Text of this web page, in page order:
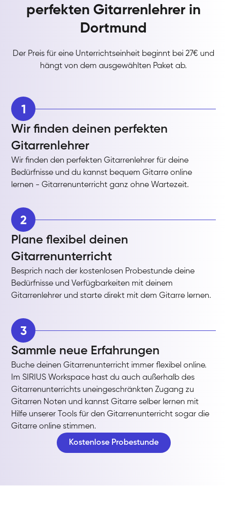
perfekten Gitarrenlehrer in
Dortmund
Der Preis für eine Unterrichtseinheit beginnt bei 27€ und
hängt von dem ausgewählten Paket ab.
1
Wir finden deinen perfekten
Gitarrenlehrer
Wir finden den perfekten Gitarrenlehrer für deine
Bedürfnisse und du kannst bequem Gitarre online
lernen - Gitarrenunterricht ganz ohne Wartezeit.
2
Plane flexibel deinen
Gitarrenunterricht
Besprich nach der kostenlosen Probestunde deine
Bedürfnisse und Verfügbarkeiten mit deinem
Gitarrenlehrer und starte direkt mit dem Gitarre lernen.
3
Sammle neue Erfahrungen
Buche deinen Gitarrenunterricht immer flexibel online.
Im SIRIUS Workspace hast du auch außerhalb des
Gitarrenunterrichts uneingeschränkten Zugang zu
Gitarren Noten und kannst Gitarre selber lernen mit
Hilfe unserer Tools für den Gitarrenunterricht sogar die
Gitarre online stimmen.
Kostenlose Probestunde